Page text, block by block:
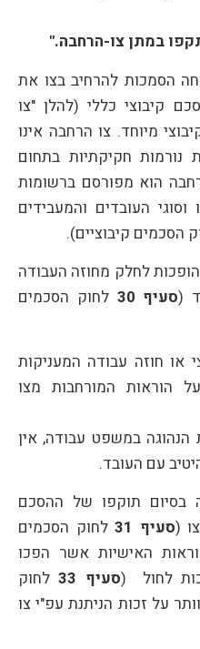
במתן צו-הרחבה."
הסמכות להרחיב בצו את
קיבוצי כללי (להלן "צו
מיוחד. צו הרחבה אינו
חקיקתיות בתחום
הוא מפורסם ברשומות
וסוגי העובדים והמעבידים
הסכמים קיבוציים).
לחלק מחוזה העבודה
(סעיף 30
לחוק הסכמים
או חוזה עבודה המעניקות
הוראות המורחבות מצו
הנהוגה במשפט עבודה, אין
עם העובד.
בסיום תוקפו של ההסכם
(סעיף 31
לחוק הסכמים
האישיות אשר הפכו
לחול (סעיף 33
לחוק
על זכות הניתנת עפ"י צו